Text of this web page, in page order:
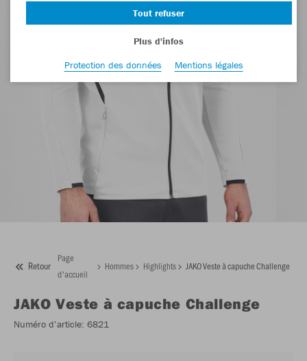
Retour
Page
d'accueil
Hommes Highlights JAKO Veste à capuche Challenge
JAKO Veste à capuche Challenge
Numéro d’article: 6821
Tout refuser
Plus d'infos
Protection des données
Mentions légales